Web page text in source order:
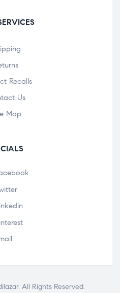
Recalls
Us
Map
. All Rights Reserved.